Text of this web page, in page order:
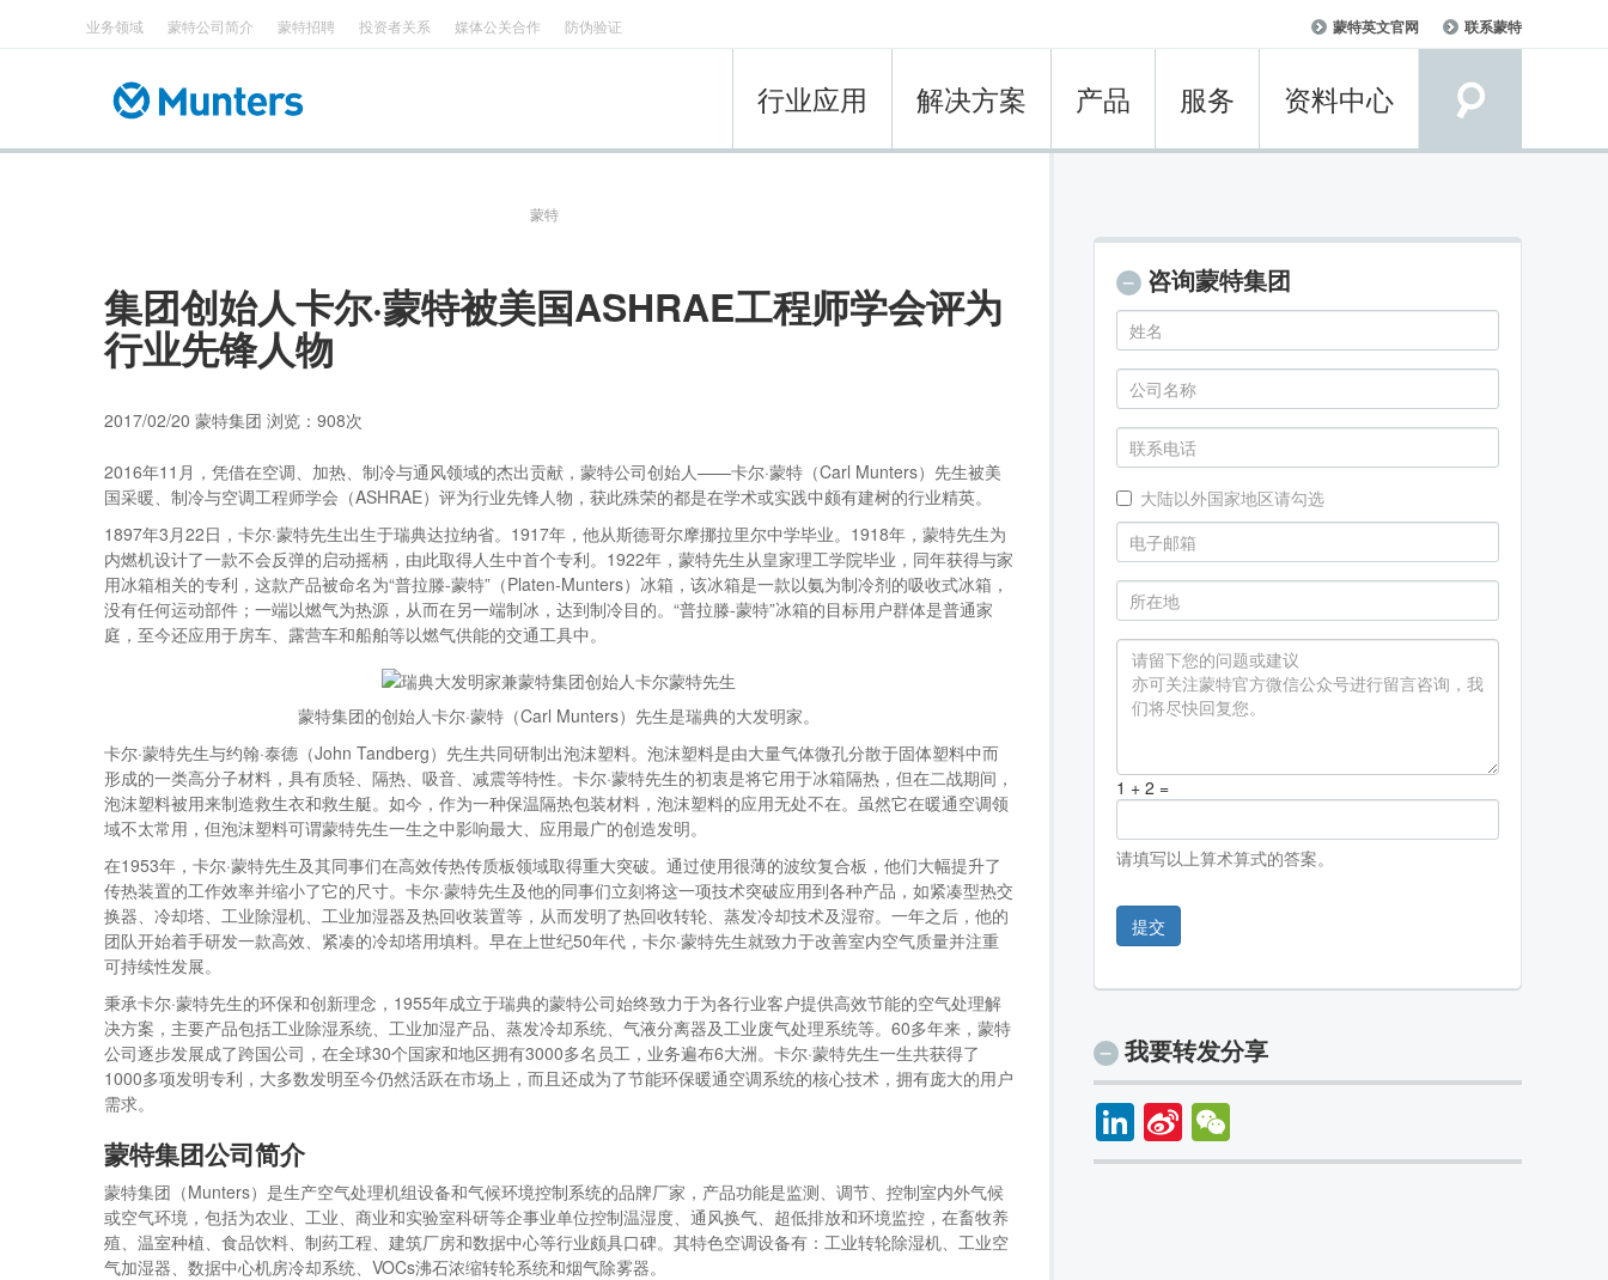
要
navigation 行业应用 解决方案 产品 服务 资料中心
业务领域 蒙特公司简介 蒙特招聘 投资者关系 媒体公关合作 防伪验证 User
menu
蒙特英文官网 联系蒙特
蒙特
集团创始人卡尔·蒙特被美国ASHRAE工程师学会评为
行业先锋人物
2017/02/20 蒙特集团 浏览：908次
2016年11月，凭借在空调、加热、制冷与通风领域的杰出贡献，蒙特公司创始人——卡尔·蒙特（Carl Munters）先生被美
国采暖、制冷与空调工程师学会（ASHRAE）评为行业先锋人物，获此殊荣的都是在学术或实践中颇有建树的行业精英。
1897年3月22日，卡尔·蒙特先生出生于瑞典达拉纳省。1917年，他从斯德哥尔摩挪拉里尔中学毕业。1918年，蒙特先生为
内燃机设计了一款不会反弹的启动摇柄，由此取得人生中首个专利。1922年，蒙特先生从皇家理工学院毕业，同年获得与家
用冰箱相关的专利，这款产品被命名为“普拉滕-蒙特”（Platen-Munters）冰箱，该冰箱是一款以氨为制冷剂的吸收式冰箱，
没有任何运动部件；一端以燃气为热源，从而在另一端制冰，达到制冷目的。“普拉滕-蒙特”冰箱的目标用户群体是普通家
庭，至今还应用于房车、露营车和船舶等以燃气供能的交通工具中。
蒙特集团的创始人卡尔·蒙特（Carl Munters）先生是瑞典的大发明家。
卡尔·蒙特先生与约翰·泰德（John Tandberg）先生共同研制出泡沫塑料。泡沫塑料是由大量气体微孔分散于固体塑料中而
形成的一类高分子材料，具有质轻、隔热、吸音、减震等特性。卡尔·蒙特先生的初衷是将它用于冰箱隔热，但在二战期间，
泡沫塑料被用来制造救生衣和救生艇。如今，作为一种保温隔热包装材料，泡沫塑料的应用无处不在。虽然它在暖通空调领
域不太常用，但泡沫塑料可谓蒙特先生一生之中影响最大、应用最广的创造发明。
在1953年，卡尔·蒙特先生及其同事们在高效传热传质板领域取得重大突破。通过使用很薄的波纹复合板，他们大幅提升了
传热装置的工作效率并缩小了它的尺寸。卡尔·蒙特先生及他的同事们立刻将这一项技术突破应用到各种产品，如紧凑型热交
换器、冷却塔、工业除湿机、工业加湿器及热回收装置等，从而发明了热回收转轮、蒸发冷却技术及湿帘。一年之后，他的
团队开始着手研发一款高效、紧凑的冷却塔用填料。早在上世纪50年代，卡尔·蒙特先生就致力于改善室内空气质量并注重
可持续性发展。
秉承卡尔·蒙特先生的环保和创新理念，1955年成立于瑞典的蒙特公司始终致力于为各行业客户提供高效节能的空气处理解
决方案，主要产品包括工业除湿系统、工业加湿产品、蒸发冷却系统、气液分离器及工业废气处理系统等。60多年来，蒙特
公司逐步发展成了跨国公司，在全球30个国家和地区拥有3000多名员工，业务遍布6大洲。卡尔·蒙特先生一生共获得了
1000多项发明专利，大多数发明至今仍然活跃在市场上，而且还成为了节能环保暖通空调系统的核心技术，拥有庞大的用户
需求。
蒙特集团公司简介
蒙特集团（Munters）是生产空气处理机组设备和气候环境控制系统的品牌厂家，产品功能是监测、调节、控制室内外气候
或空气环境，包括为农业、工业、商业和实验室科研等企事业单位控制温湿度、通风换气、超低排放和环境监控，在畜牧养
殖、温室种植、食品饮料、制药工程、建筑厂房和数据中心等行业颇具口碑。其特色空调设备有：工业转轮除湿机、工业空
气加湿器、数据中心机房冷却系统、VOCs沸石浓缩转轮系统和烟气除雾器。
咨询蒙特集团
大陆以外国家地区请勾选
1 + 2 =
请填写以上算术算式的答案。
提交
我要转发分享